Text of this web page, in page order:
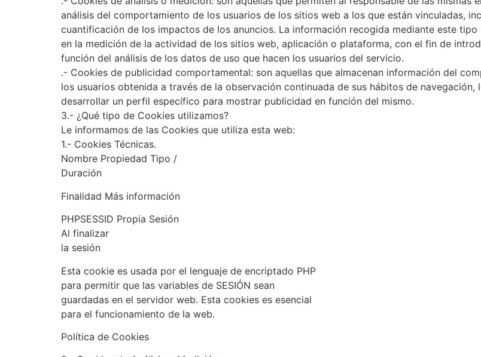
análisis del comportamiento de los usuarios de los sitios web a los que están vinculadas,
cuantificación de los impactos de los anuncios. La información recogida mediante este
en la medición de la actividad de los sitios web, aplicación o plataforma, con el fin de
función del análisis de los datos de uso que hacen los usuarios del servicio.
.- Cookies de publicidad comportamental: son aquellas que almacenan información del
los usuarios obtenida a través de la observación continuada de sus hábitos de navegación,
desarrollar un perfil específico para mostrar publicidad en función del mismo.
3.- ¿Qué tipo de Cookies utilizamos?
Le informamos de las Cookies que utiliza esta web:
1.- Cookies Técnicas.
Nombre Propiedad Tipo /
Duración
Finalidad Más información
PHPSESSID Propia Sesión
Al finalizar
la sesión
Esta cookie es usada por el lenguaje de encriptado PHP
para permitir que las variables de SESIÓN sean
guardadas en el servidor web. Esta cookies es esencial
para el funcionamiento de la web.
Política de Cookies